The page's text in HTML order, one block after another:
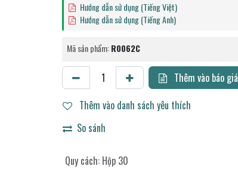
Hướng dẫn sử dụng (Tiếng Việt)
Hướng dẫn sử dụng (Tiếng Anh)
Mã sản phẩm:R0062C
Thêm vào báo giá
Thêm vào danh sách yêu thích
So sánh
Quy cách: Hộp 30